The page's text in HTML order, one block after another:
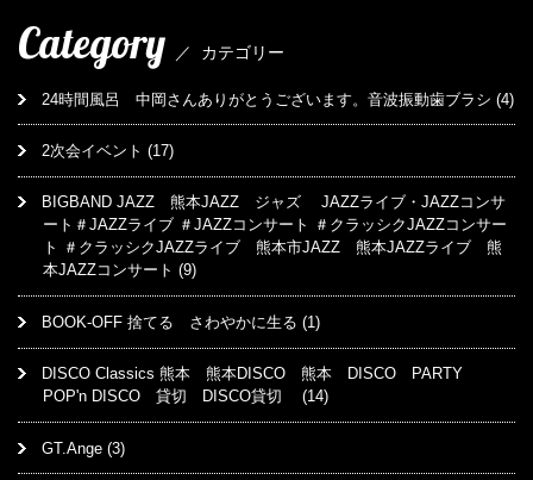
Category ／ カテゴリー
24時間風呂 中岡さんありがとうございます。音波振動歯ブラシ (4)
2次会イベント (17)
BIGBAND JAZZ 熊本JAZZ ジャズ JAZZライブ・JAZZコンサ
ート＃JAZZライブ ＃JAZZコンサート ＃クラッシクJAZZコンサー
ト ＃クラッシクJAZZライブ 熊本市JAZZ 熊本JAZZライブ 熊
本JAZZコンサート (9)
BOOK-OFF 捨てる さわやかに生る (1)
DISCO Classics 熊本 熊本DISCO 熊本 DISCO PARTY
POP'n DISCO 貸切 DISCO貸切 (14)
GT.Ange (3)